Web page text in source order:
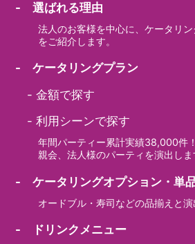
- 選ばれる理由
法人のお客様を中心に、ケータリ
をご紹介します。
- ケータリングプラン
-金額で探す
-利用シーンで探す
年間パーティー累計実績38,000件
親会、法人様のパーティを演出しま
- ケータリングオプション・単
オードブル・寿司などの品揃えと演
- ドリンクメニュー